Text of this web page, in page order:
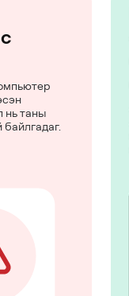
нь таны
байлгадаг.